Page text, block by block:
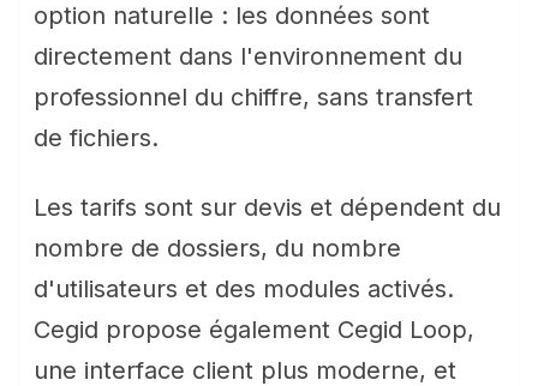
option naturelle : les données sont
directement dans l'environnement du
professionnel du chiffre, sans transfert
de fichiers.
Les tarifs sont sur devis et dépendent du
nombre de dossiers, du nombre
d'utilisateurs et des modules activés.
Cegid propose également Cegid Loop,
une interface client plus moderne, et